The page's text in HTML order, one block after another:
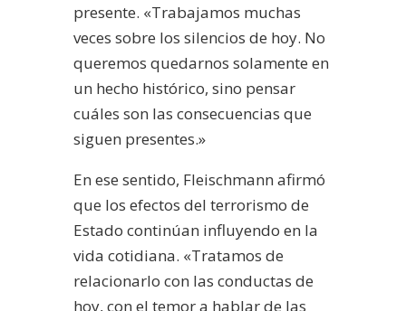
presente. «Trabajamos muchas
veces sobre los silencios de hoy. No
queremos quedarnos solamente en
un hecho histórico, sino pensar
cuáles son las consecuencias que
siguen presentes.»
En ese sentido, Fleischmann afirmó
que los efectos del terrorismo de
Estado continúan influyendo en la
vida cotidiana. «Tratamos de
relacionarlo con las conductas de
hoy, con el temor a hablar de las